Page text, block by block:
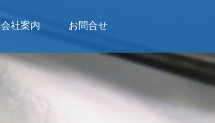
会社案内 お問合せ